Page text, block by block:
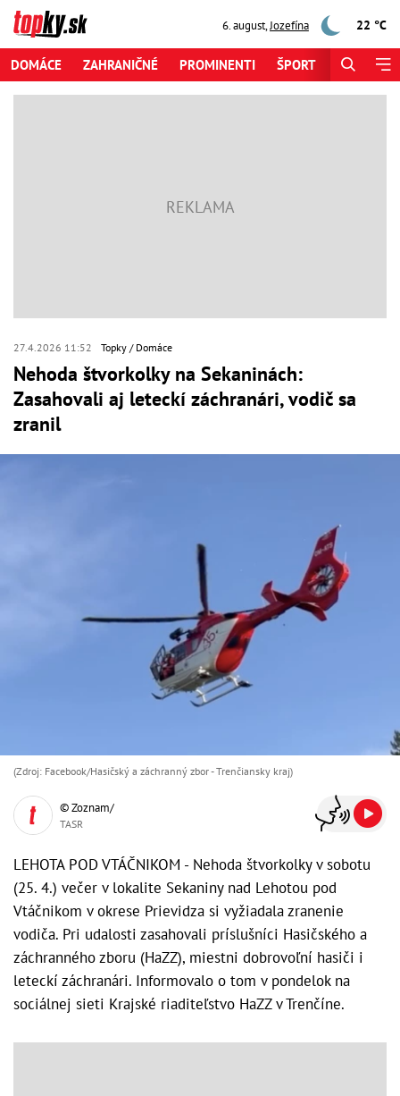
6. august,Jozefína 22 °C
DOMÁCE ZAHRANIČNÉ PROMINENTI ŠPORT
27.4.2026 11:52 Topky Domáce
Nehoda štvorkolky na Sekaninách:
Zasahovali aj leteckí záchranári, vodič sa
zranil
(Zdroj: Facebook/Hasičský a záchranný zbor - Trenčiansky kraj)
© Zoznam/
TASR
LEHOTA POD VTÁČNIKOM - Nehoda štvorkolky v sobotu
(25. 4.) večer v lokalite Sekaniny nad Lehotou pod
Vtáčnikom v okrese Prievidza si vyžiadala zranenie
vodiča. Pri udalosti zasahovali príslušníci Hasičského a
záchranného zboru (HaZZ), miestni dobrovoľní hasiči i
leteckí záchranári. Informovalo o tom v pondelok na
sociálnej sieti Krajské riaditeľstvo HaZZ v Trenčíne.